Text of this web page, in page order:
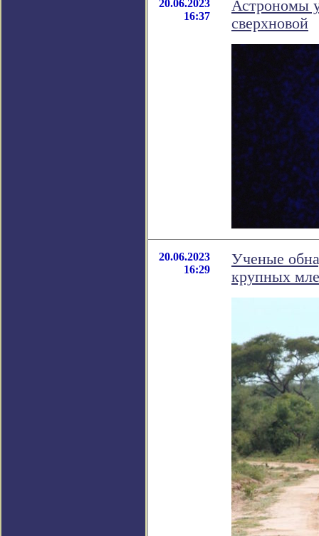
20.06.2023
16:37
Астрономы
сверхновой
20.06.2023
16:29
Ученые
крупных